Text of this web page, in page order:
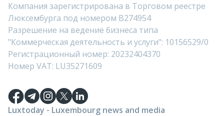
Компания зарегистрирована в Торговом реестре
Люксембурга под номером B274954
Разрешение на ведение бизнеса типа
"Коммерческая деятельность и услуги": 10156529/0
Регистрационный номер: 20232404370
Номер VAT: LU35271609
Luxtoday - Luxembourg news and media